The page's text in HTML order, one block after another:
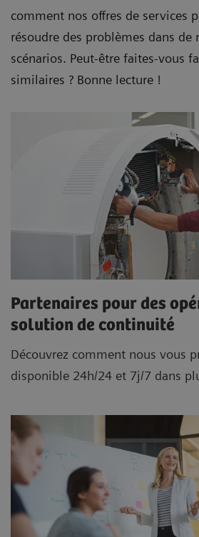
comment nos offres de services
résoudre des problèmes dans de
scénarios. Peut-être faites-vous
similaires ? Bonne lecture !
Partenaires pour des
solution de continuité
Découvrez comment nous vous
disponible 24h/24 et 7j/7 dans